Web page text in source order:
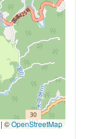
|©OpenStreetMap